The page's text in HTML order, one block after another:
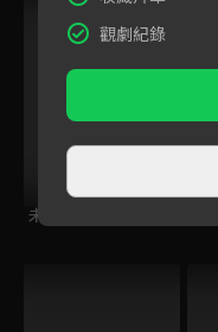
未來的兒子
觀劇紀錄